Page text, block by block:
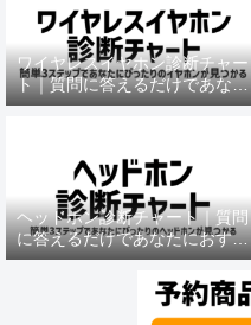
ワイヤレスイヤホン診断チャー
ト｜質問に答えるだけであなた
におすすめの機種がわかる
ヘッドホン診断チャート｜質問
に答えるだけであなたにおすす
めの機種がわかる